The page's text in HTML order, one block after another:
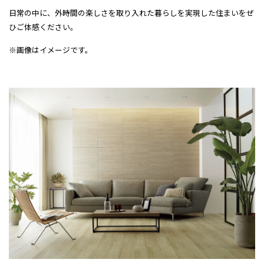
日常の中に、外時間の楽しさを取り入れた暮らしを実現した住まいをぜ
ひご体感ください。
※画像はイメージです。